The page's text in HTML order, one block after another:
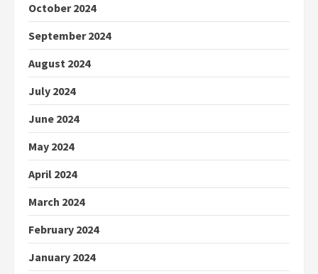
October 2024
September 2024
August 2024
July 2024
June 2024
May 2024
April 2024
March 2024
February 2024
January 2024